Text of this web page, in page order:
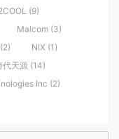
(9)
Malcom (3)
NIX (1)
代天源 (14)
Inc (2)